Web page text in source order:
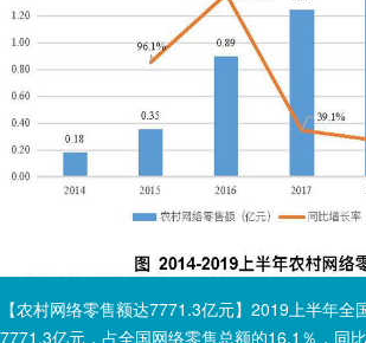
【农村网络零售额达7771.3亿元】2019上半年全
7771.3亿元，占全国网络零售总额的16.1％，同